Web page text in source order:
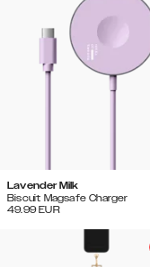
Lavender Milk
Biscuit Magsafe Charger
49.99 EUR